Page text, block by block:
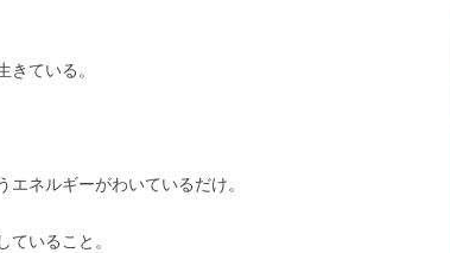
ている。
ネルギーがわいているだけ。
いること。